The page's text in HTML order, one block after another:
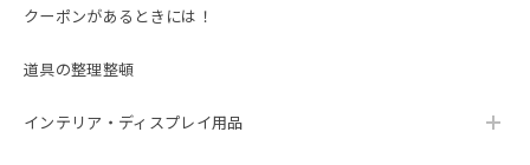
クーポンがあるときには！
道具の整理整頓
インテリア・ディスプレイ用品